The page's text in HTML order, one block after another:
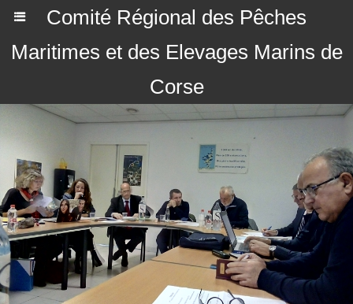
Comité Régional des Pêches
Maritimes et des Elevages Marins de
Corse